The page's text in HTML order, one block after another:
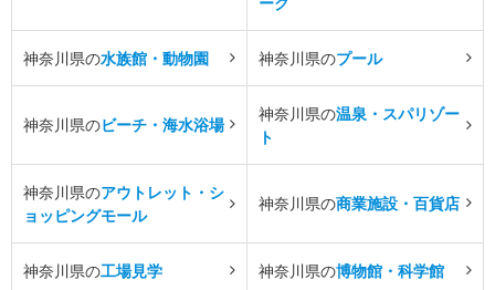
神奈川県の水族館・動物園 神奈川県のプール
神奈川県のビーチ・海水浴場
神奈川県の温泉・スパリゾー
ト
神奈川県のアウトレット・シ
ョッピングモール
神奈川県の商業施設・百貨店
神奈川県の工場見学 神奈川県の博物館・科学館